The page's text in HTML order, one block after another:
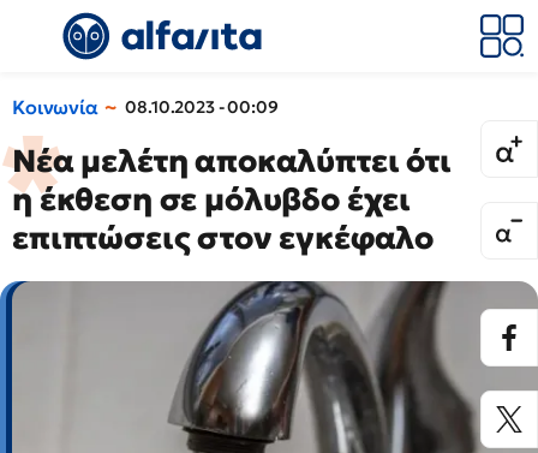
Κοινωνία 08.10.2023 - 00:09
Νέα μελέτη αποκαλύπτει ότι
η έκθεση σε μόλυβδο έχει
επιπτώσεις στον εγκέφαλο